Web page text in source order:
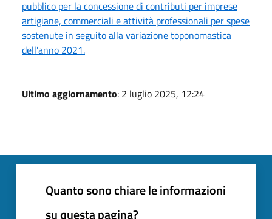
pubblico per la concessione di contributi per imprese
artigiane, commerciali e attività professionali per spese
sostenute in seguito alla variazione toponomastica
dell'anno 2021.
Ultimo aggiornamento: 2 luglio 2025, 12:24
Quanto sono chiare le informazioni
su questa pagina?